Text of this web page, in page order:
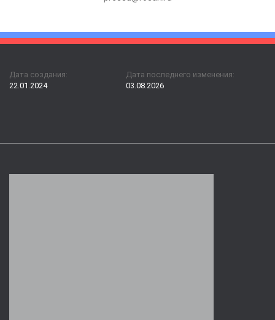
Дата создания:
22.01.2024
Дата последнего изменения:
03.08.2026